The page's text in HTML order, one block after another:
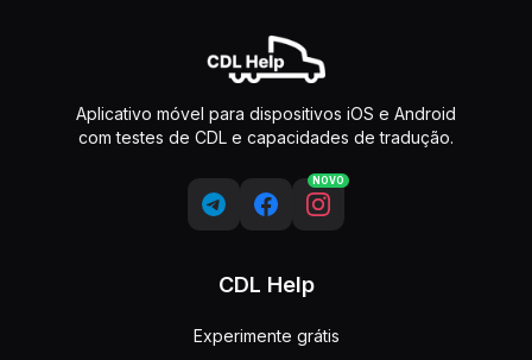
Aplicativo móvel para dispositivos iOS e Android
com testes de CDL e capacidades de tradução.
NOVO
CDL Help
Experimente grátis